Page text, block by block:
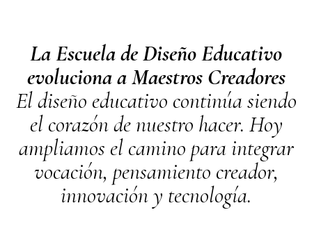
La Escuela de Diseño Educativo
evoluciona a Maestros Creadores
El diseño educativo continúa siendo
el corazón de nuestro hacer. Hoy
ampliamos el camino para integrar
vocación, pensamiento creador,
innovación y tecnología.